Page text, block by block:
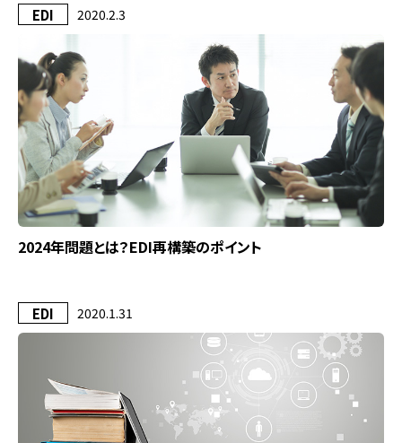
EDI 2020.2.3
2024年問題とは？EDI再構築のポイント
EDI 2020.1.31